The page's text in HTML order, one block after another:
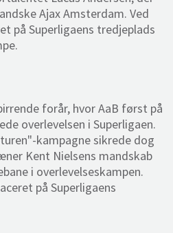
Ajax Amsterdam. Ved
på Superligaens tredjeplads
forår, hvor AaB først på
overlevelsen i Superligaen.
kampagne sikrede dog
Kent Nielsens mandskab
i overlevelseskampen.
på Superligaens